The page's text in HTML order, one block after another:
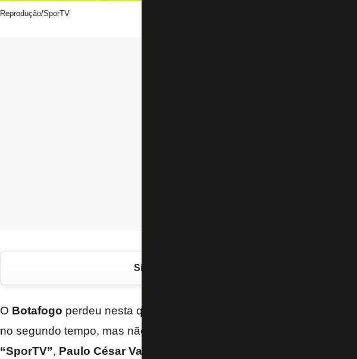
Reprodução/SporTV
Siga o FogãoNET
O Botafogo perdeu nesta quarta-feira por 3 a 1 para o
no segundo tempo, mas não criou perigo para o adversário. Para o
“SporTV”, Paulo César Vasconcellos